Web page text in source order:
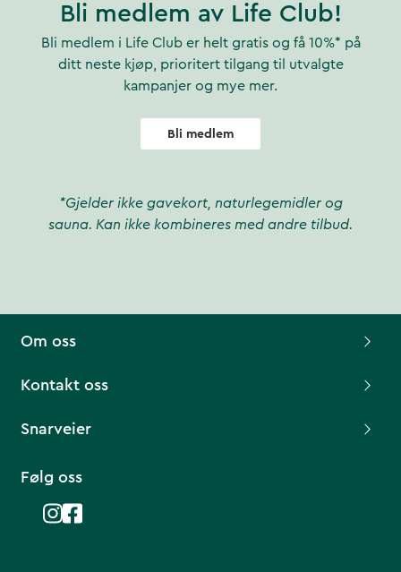
Bli medlem av Life Club!
Bli medlem i Life Club er helt gratis og få 10%* på
ditt neste kjøp, prioritert tilgang til utvalgte
kampanjer og mye mer.
Bli medlem
*Gjelder ikke gavekort, naturlegemidler og
sauna. Kan ikke kombineres med andre tilbud.
Om oss
Kontakt oss
Snarveier
Følg oss